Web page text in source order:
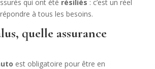
qui ont été résiliés : c’est un réel
à tous les besoins.
quelle assurance
est obligatoire pour être en